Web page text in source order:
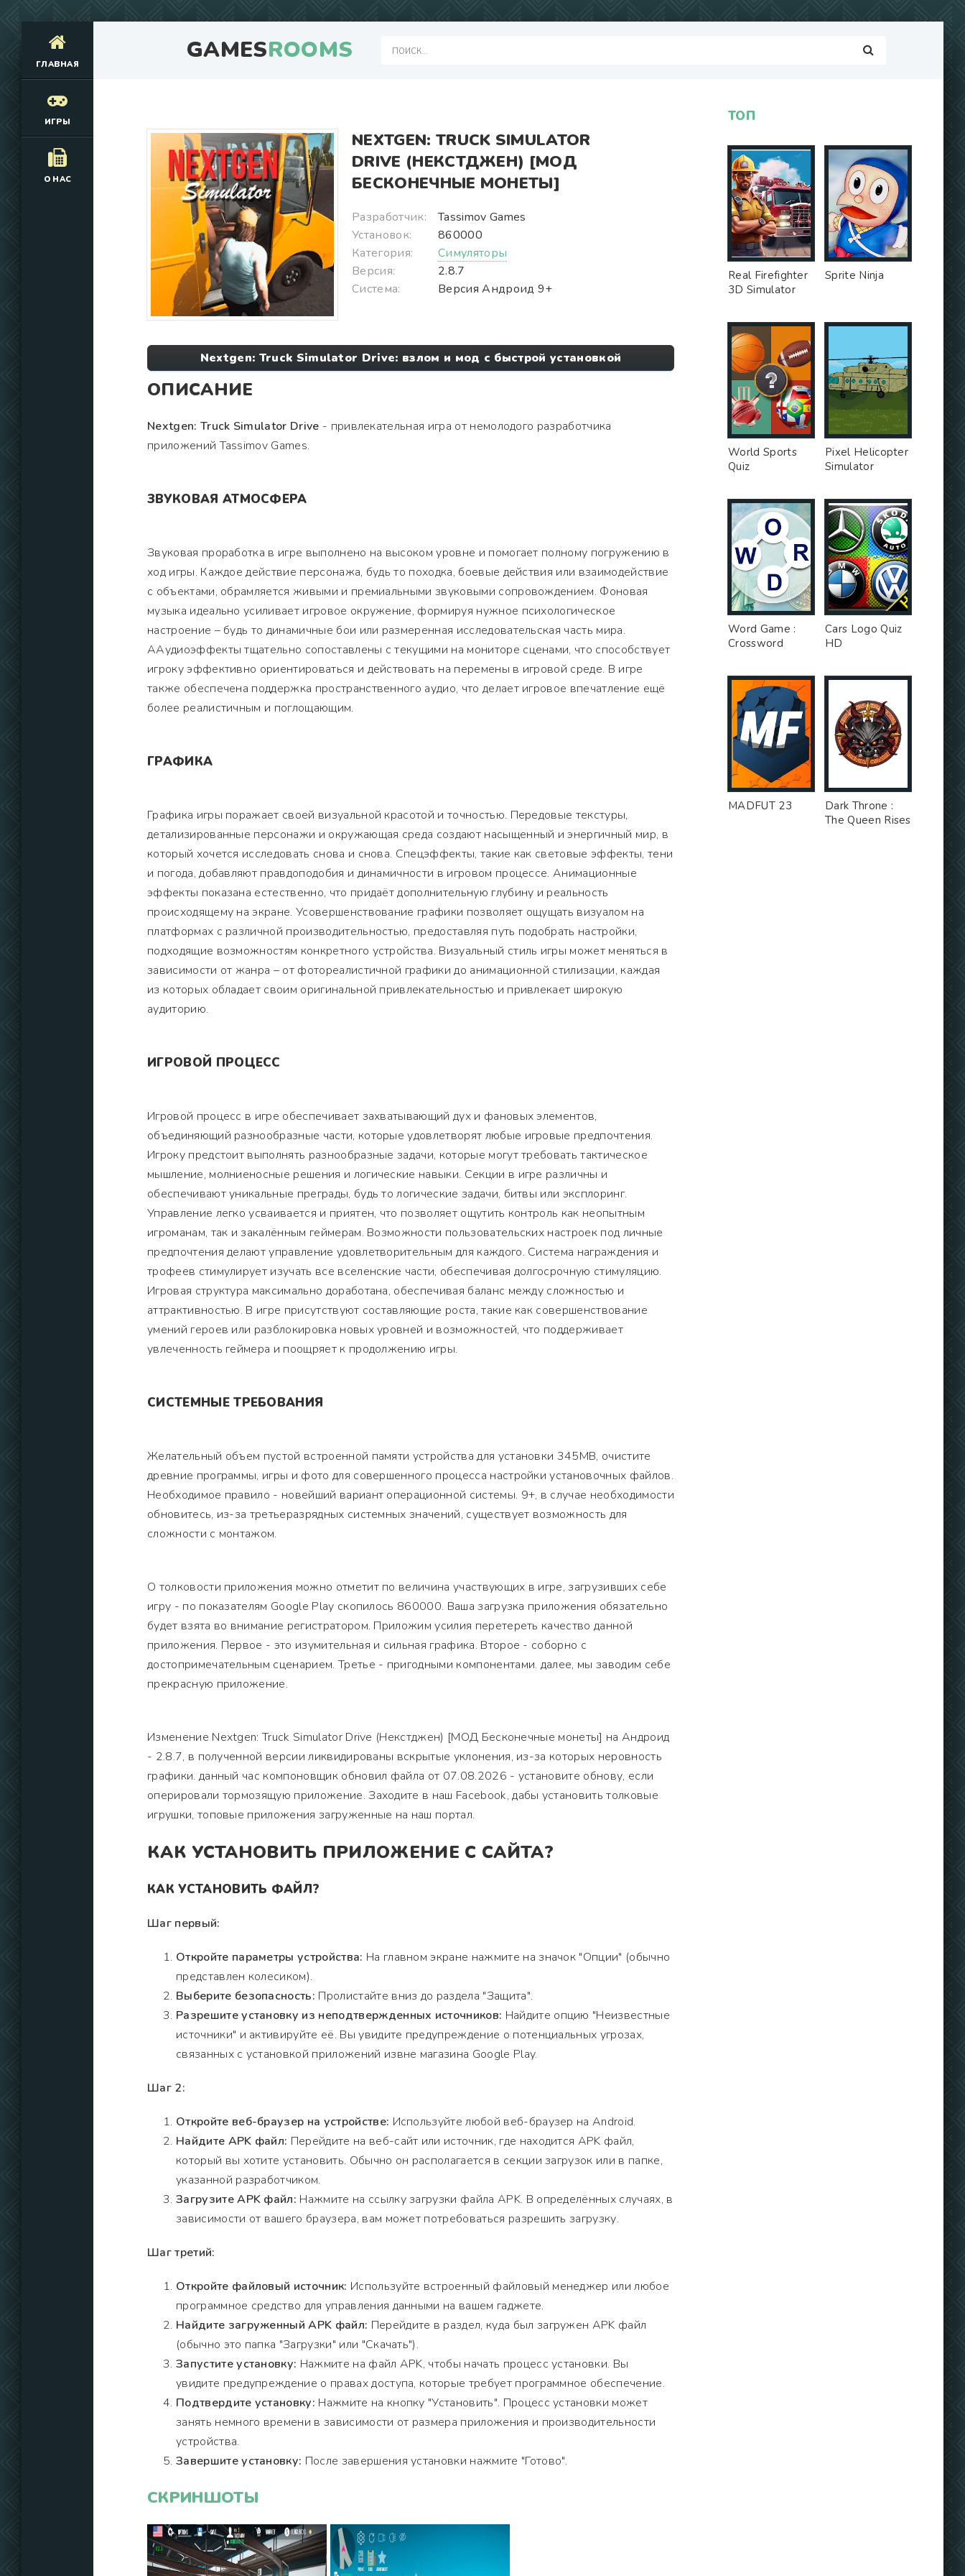
GAMESROOMS
ГЛАВНАЯ
ИГРЫ
О НАС
NEXTGEN: TRUCK SIMULATOR
DRIVE (НЕКСТДЖЕН) [МОД
БЕСКОНЕЧНЫЕ МОНЕТЫ]
Разработчик:
Tassimov Games
Установок:
860000
Категория:
Симуляторы
Версия:
2.8.7
Система:
Версия Андроид 9+
Nextgen: Truck Simulator Drive: взлом и мод с быстрой установкой
ОПИСАНИЕ
Nextgen: Truck Simulator Drive - привлекательная игра от немолодого разработчика
приложений Tassimov Games.
ЗВУКОВАЯ АТМОСФЕРА
Звуковая проработка в игре выполнено на высоком уровне и помогает полному погружению в
ход игры. Каждое действие персонажа, будь то походка, боевые действия или взаимодействие
с объектами, обрамляется живыми и премиальными звуковыми сопровождением. Фоновая
музыка идеально усиливает игровое окружение, формируя нужное психологическое
настроение – будь то динамичные бои или размеренная исследовательская часть мира.
ААудиоэффекты тщательно сопоставлены с текущими на мониторе сценами, что способствует
игроку эффективно ориентироваться и действовать на перемены в игровой среде. В игре
также обеспечена поддержка пространственного аудио, что делает игровое впечатление ещё
более реалистичным и поглощающим.
ГРАФИКА
Графика игры поражает своей визуальной красотой и точностью. Передовые текстуры,
детализированные персонажи и окружающая среда создают насыщенный и энергичный мир, в
который хочется исследовать снова и снова. Спецэффекты, такие как световые эффекты, тени
и погода, добавляют правдоподобия и динамичности в игровом процессе. Анимационные
эффекты показана естественно, что придаёт дополнительную глубину и реальность
происходящему на экране. Усовершенствование графики позволяет ощущать визуалом на
платформах с различной производительностью, предоставляя путь подобрать настройки,
подходящие возможностям конкретного устройства. Визуальный стиль игры может меняться в
зависимости от жанра – от фотореалистичной графики до анимационной стилизации, каждая
из которых обладает своим оригинальной привлекательностью и привлекает широкую
аудиторию.
ИГРОВОЙ ПРОЦЕСС
Игровой процесс в игре обеспечивает захватывающий дух и фановых элементов,
объединяющий разнообразные части, которые удовлетворят любые игровые предпочтения.
Игроку предстоит выполнять разнообразные задачи, которые могут требовать тактическое
мышление, молниеносные решения и логические навыки. Секции в игре различны и
обеспечивают уникальные преграды, будь то логические задачи, битвы или эксплоринг.
Управление легко усваивается и приятен, что позволяет ощутить контроль как неопытным
игроманам, так и закалённым геймерам. Возможности пользовательских настроек под личные
предпочтения делают управление удовлетворительным для каждого. Система награждения и
трофеев стимулирует изучать все вселенские части, обеспечивая долгосрочную стимуляцию.
Игровая структура максимально доработана, обеспечивая баланс между сложностью и
аттрактивностью. В игре присутствуют составляющие роста, такие как совершенствование
умений героев или разблокировка новых уровней и возможностей, что поддерживает
увлеченность геймера и поощряет к продолжению игры.
СИСТЕМНЫЕ ТРЕБОВАНИЯ
Желательный объем пустой встроенной памяти устройства для установки 345MB, очистите
древние программы, игры и фото для совершенного процесса настройки установочных файлов.
Необходимое правило - новейший вариант операционной системы. 9+, в случае необходимости
обновитесь, из-за третьеразрядных системных значений, существует возможность для
сложности с монтажом.
О толковости приложения можно отметит по величина участвующих в игре, загрузивших себе
игру - по показателям Google Play скопилось 860000. Ваша загрузка приложения обязательно
будет взята во внимание регистратором. Приложим усилия перетереть качество данной
приложения. Первое - это изумительная и сильная графика. Второе - соборно с
достопримечательным сценарием. Третье - пригодными компонентами. далее, мы заводим себе
прекрасную приложение.
Изменение Nextgen: Truck Simulator Drive (Некстджен) [МОД Бесконечные монеты] на Андроид
- 2.8.7, в полученной версии ликвидированы вскрытые уклонения, из-за которых неровность
графики. данный час компоновщик обновил файла от 07.08.2026 - установите обнову, если
оперировали тормозящую приложение. Заходите в наш Facebook, дабы установить толковые
игрушки, топовые приложения загруженные на наш портал.
КАК УСТАНОВИТЬ ПРИЛОЖЕНИЕ С САЙТА?
КАК УСТАНОВИТЬ ФАЙЛ?
Шаг первый:
Откройте параметры устройства: На главном экране нажмите на значок "Опции" (обычно
представлен колесиком).
Выберите безопасность: Пролистайте вниз до раздела "Защита".
Разрешите установку из неподтвержденных источников: Найдите опцию "Неизвестные
источники" и активируйте её. Вы увидите предупреждение о потенциальных угрозах,
связанных с установкой приложений извне магазина Google Play.
Шаг 2:
Откройте веб-браузер на устройстве: Используйте любой веб-браузер на Android.
Найдите APK файл: Перейдите на веб-сайт или источник, где находится APK файл,
который вы хотите установить. Обычно он располагается в секции загрузок или в папке,
указанной разработчиком.
Загрузите APK файл: Нажмите на ссылку загрузки файла APK. В определённых случаях, в
зависимости от вашего браузера, вам может потребоваться разрешить загрузку.
Шаг третий:
Откройте файловый источник: Используйте встроенный файловый менеджер или любое
программное средство для управления данными на вашем гаджете.
Найдите загруженный APK файл: Перейдите в раздел, куда был загружен APK файл
(обычно это папка "Загрузки" или "Скачать").
Запустите установку: Нажмите на файл APK, чтобы начать процесс установки. Вы
увидите предупреждение о правах доступа, которые требует программное обеспечение.
Подтвердите установку: Нажмите на кнопку "Установить". Процесс установки может
занять немного времени в зависимости от размера приложения и производительности
устройства.
Завершите установку: После завершения установки нажмите "Готово".
СКРИНШОТЫ
ТОП
Real Firefighter
3D Simulator
Sprite Ninja
World Sports
Quiz
Pixel Helicopter
Simulator
Word Game :
Crossword
Cars Logo Quiz
HD
MADFUT 23
Dark Throne :
The Queen Rises